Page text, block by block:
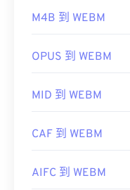
M4B 到 WEBM
OPUS 到 WEBM
MID 到 WEBM
CAF 到 WEBM
AIFC 到 WEBM